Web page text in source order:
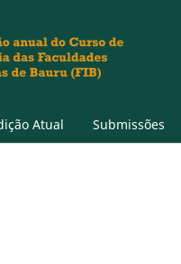
Atual Submissões